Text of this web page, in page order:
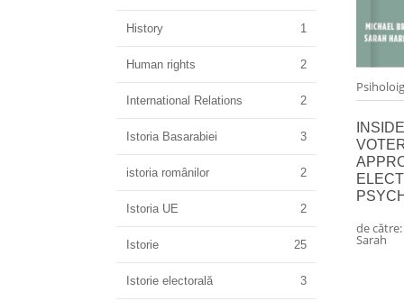
de către:
Sarah
History 1
Human rights 2
International Relations 2
Istoria Basarabiei 3
istoria românilor 2
Istoria UE 2
Istorie 25
Istorie electorală 3